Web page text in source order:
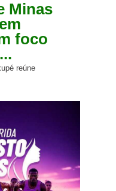
Minas
foco
reúne